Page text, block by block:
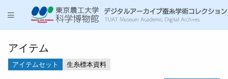
アイテム
アイテムセット 生糸標本資料